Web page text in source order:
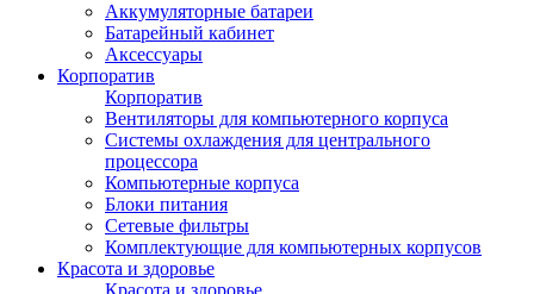
Аккумуляторные батареи
Батарейный кабинет
Аксессуары
Корпоратив
Корпоратив
Вентиляторы для компьютерного корпуса
Системы охлаждения для центрального
процессора
Компьютерные корпуса
Блоки питания
Сетевые фильтры
Комплектующие для компьютерных корпусов
Красота и здоровье
Красота и здоровье